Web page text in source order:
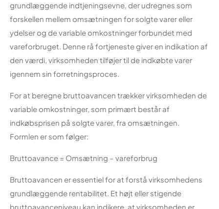
grundlæggende indtjeningsevne, der udregnes som
forskellen mellem omsætningen for solgte varer eller
ydelser og de variable omkostninger forbundet med
vareforbruget. Denne rå fortjeneste giver en indikation af
den værdi, virksomheden tilføjer til de indkøbte varer
igennem sin forretningsproces.
For at beregne bruttoavancen trækker virksomheden de
variable omkostninger, som primært består af
indkøbsprisen på solgte varer, fra omsætningen.
Formlen er som følger:
Bruttoavance = Omsætning – vareforbrug
Bruttoavancen er essentiel for at forstå virksomhedens
grundlæggende rentabilitet. Et højt eller stigende
bruttoavanceniveau kan indikere, at virksomheden er